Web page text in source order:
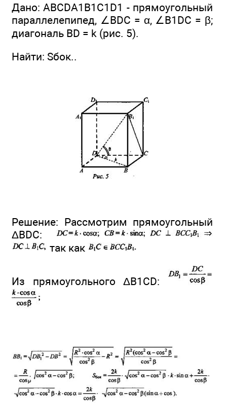
Дано: ABCDA1B1C1D1 - прямоугольный
параллелепипед, ∠BDC = α, ∠B1DC = β;
диагональ BD = k (рис. 5).
Найти: Sбок..
Решение: Рассмотрим прямоугольный
ΔBDC:
так как
Из прямоугольного ΔB1CD: